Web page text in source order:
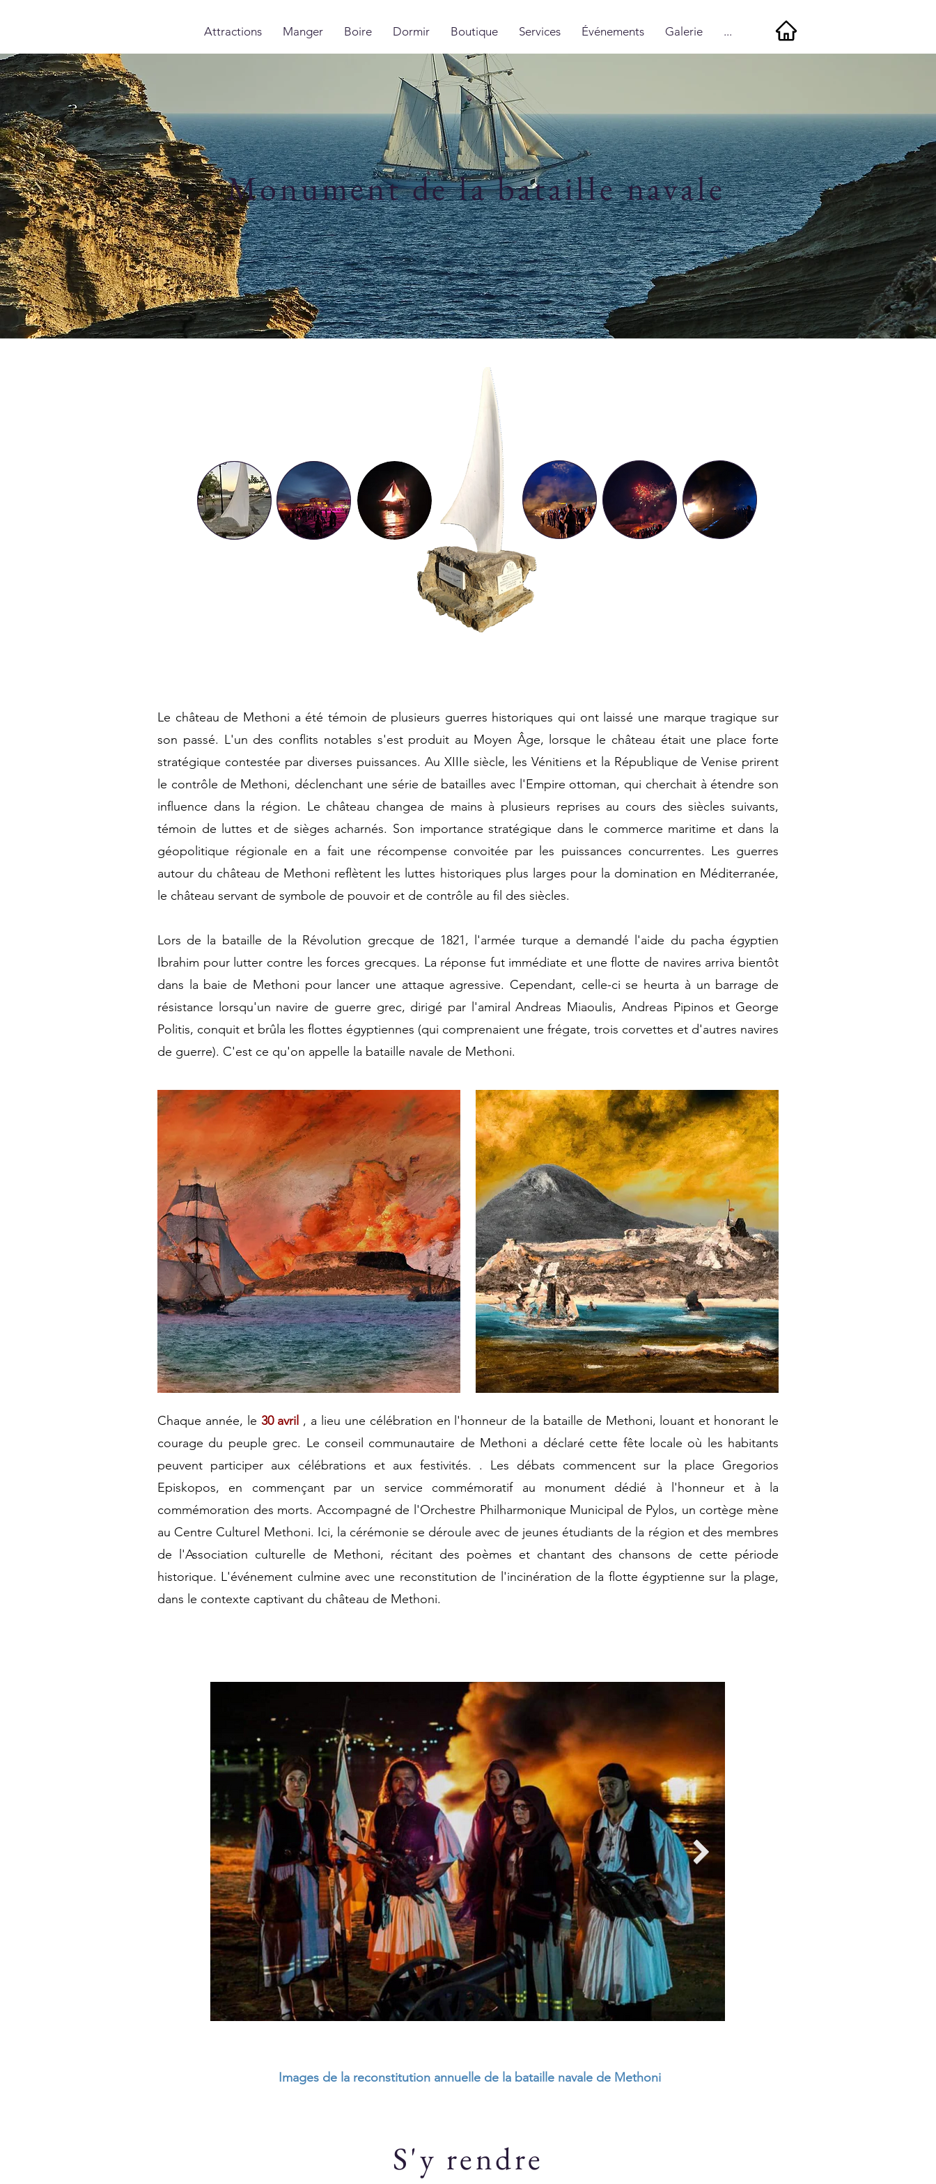
Attractions Manger Boire Dormir Boutique Services Événements Galerie ...
Monument de la bataille navale
Le château de Methoni a été témoin de plusieurs guerres historiques qui ont laissé une marque tragique sur
son passé. L'un des conflits notables s'est produit au Moyen Âge, lorsque le château était une place forte
stratégique contestée par diverses puissances. Au XIIIe siècle, les Vénitiens et la République de Venise prirent
le contrôle de Methoni, déclenchant une série de batailles avec l'Empire ottoman, qui cherchait à étendre son
influence dans la région. Le château changea de mains à plusieurs reprises au cours des siècles suivants,
témoin de luttes et de sièges acharnés. Son importance stratégique dans le commerce maritime et dans la
géopolitique régionale en a fait une récompense convoitée par les puissances concurrentes. Les guerres
autour du château de Methoni reflètent les luttes historiques plus larges pour la domination en Méditerranée,
le château servant de symbole de pouvoir et de contrôle au fil des siècles.
Lors de la bataille de la Révolution grecque de 1821, l'armée turque a demandé l'aide du pacha égyptien
Ibrahim pour lutter contre les forces grecques. La réponse fut immédiate et une flotte de navires arriva bientôt
dans la baie de Methoni pour lancer une attaque agressive. Cependant, celle-ci se heurta à un barrage de
résistance lorsqu'un navire de guerre grec, dirigé par l'amiral Andreas Miaoulis, Andreas Pipinos et George
Politis, conquit et brûla les flottes égyptiennes (qui comprenaient une frégate, trois corvettes et d'autres navires
de guerre). C'est ce qu'on appelle la bataille navale de Methoni.
Chaque année, le 30 avril , a lieu une célébration en l'honneur de la bataille de Methoni, louant et honorant le
courage du peuple grec. Le conseil communautaire de Methoni a déclaré cette fête locale où les habitants
peuvent participer aux célébrations et aux festivités. . Les débats commencent sur la place Gregorios
Episkopos, en commençant par un service commémoratif au monument dédié à l'honneur et à la
commémoration des morts. Accompagné de l'Orchestre Philharmonique Municipal de Pylos, un cortège mène
au Centre Culturel Methoni. Ici, la cérémonie se déroule avec de jeunes étudiants de la région et des membres
de l'Association culturelle de Methoni, récitant des poèmes et chantant des chansons de cette période
historique. L'événement culmine avec une reconstitution de l'incinération de la flotte égyptienne sur la plage,
dans le contexte captivant du château de Methoni.
Images de la reconstitution annuelle de la bataille navale de Methoni
S'y rendre